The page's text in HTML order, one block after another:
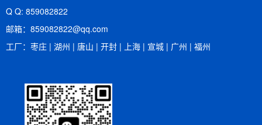
Q Q: 859082822
邮箱：​859082822@qq.com
工厂：枣庄 | 湖州 | 唐山 | 开封 | 上海 | 宣城 | 广州 | 福州